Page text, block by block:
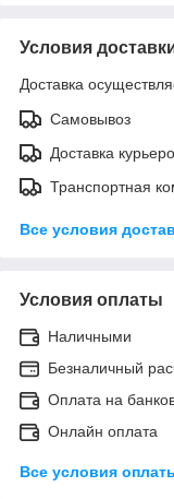
Условия
Доставка
Самовывоз
Доставка
Транспортная
Все условия
Условия оплаты
Наличными
Безналичный
Оплата на
Онлайн оплата
Все условия